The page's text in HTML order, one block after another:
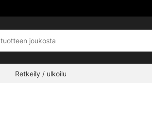
Retkeily / ulkoilu